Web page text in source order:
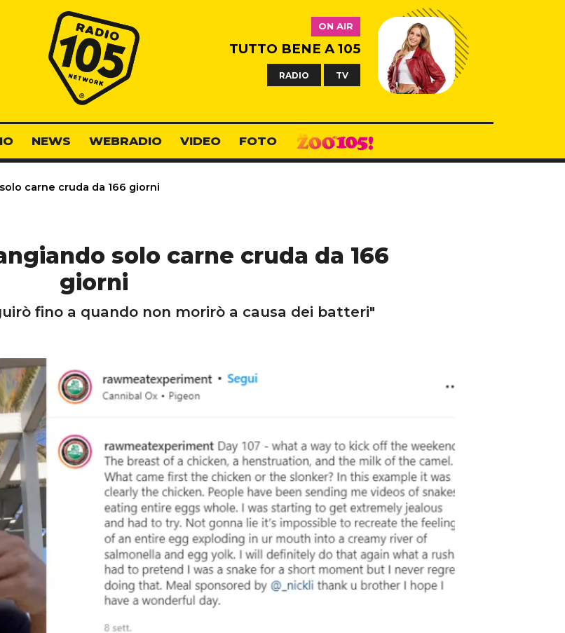
Radio 105
ON AIR
TUTTO BENE A 105
RADIO TV
NEWS WEBRADIO VIDEO FOTO
carne cruda da 166 giorni
solo carne cruda da 166
giorni
fino a quando non morirò a causa dei batteri"